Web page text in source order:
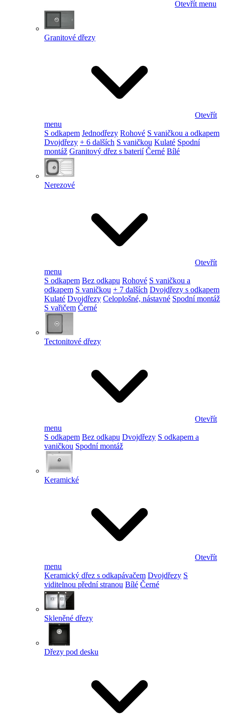
Otevřít menu
Granitové dřezy
Otevřít
menu
S odkapem Jednodřezy Rohové S vaničkou a odkapem
Dvojdřezy + 6 dalších S vaničkou Kulaté Spodní
montáž Granitový dřez s baterií Černé Bílé
Nerezové
Otevřít
menu
S odkapem Bez odkapu Rohové S vaničkou a
odkapem S vaničkou + 7 dalších Dvojdřezy s odkapem
Kulaté Dvojdřezy Celoplošné, nástavné Spodní montáž
S vařičem Černé
Tectonitové dřezy
Otevřít
menu
S odkapem Bez odkapu Dvojdřezy S odkapem a
vaničkou Spodní montáž
Keramické
Otevřít
menu
Keramický dřez s odkapávačem Dvojdřezy S
viditelnou přední stranou Bílé Černé
Skleněné dřezy
Dřezy pod desku